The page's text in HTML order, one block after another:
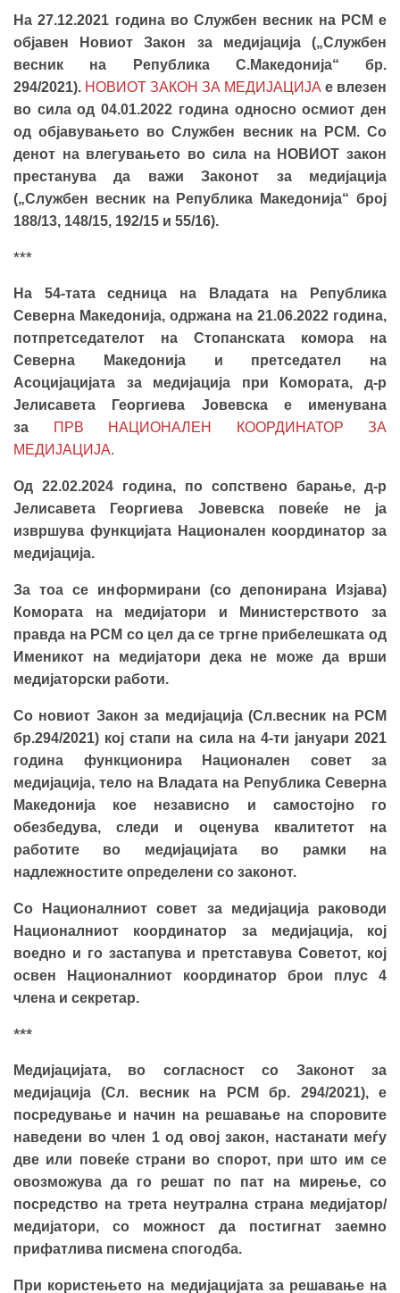
На 27.12.2021 година во Службен весник на РСМ е
објавен Новиот Закон за медијација („Службен
весник на Република С.Мaкедонија“ бр.
294/2021). НОВИОТ ЗАКОН ЗА МЕДИЈАЦИЈА е влезен
во сила од 04.01.2022 година односно осмиот ден
од објавувањето во Службен весник на РСМ. Со
денот на влегувањето во сила на НОВИОТ закон
престанува да важи Законот за медијација
(„Службен весник на Република Македонија“ број
188/13, 148/15, 192/15 и 55/16).
***
На 54-тата седница на Владата на Република
Северна Македонија, одржана на 21.06.2022 година,
потпретседателот на Стопанската комора на
Северна Македонија и претседател на
Асоцијацијата за медијација при Комората, д-р
Јелисавета Георгиева Јовевска е именувана
за
ПРВ НАЦИОНАЛЕН КООРДИНАТОР ЗА
МЕДИЈАЦИЈА.
Од 22.02.2024 година, по сопствено барање, д-р
Јелисавета Георгиева Јовевска повеќе не ја
извршува функцијата Национален координатор за
медијација.
За тоа се информирани (со депонирана Изјава)
Комората на медијатори и Министерството за
правда на РСМ со цел да се тргне прибелешката од
Именикот на медијатори дека не може да врши
медијаторски работи.
Со новиот Закон за медијација (Сл.весник на РСМ
бр.294/2021) кој стапи на сила на 4-ти јануари 2021
година функционира Национален совет за
медијација, тело на Владата на Република Северна
Македонија кое независно и самостојно го
обезбедува, следи и оценува квалитетот на
работите во медијацијата во рамки на
надлежностите определени со законот.
Со Националниот совет за медијација раководи
Националниот координатор за медијација, кој
воедно и го застапува и претставува Советот, кој
освен Националниот координатор брои плус 4
члена и секретар.
***
Медијацијата, во согласност со Законот за
медијација (Сл. весник на РСМ бр. 294/2021), е
посредување и начин на решавање на споровите
наведени во член 1 од овој закон, настанати меѓу
две или повеќе страни во спорот, при што им се
овозможува да го решат по пат на мирење, со
посредство на трета неутрална страна медијатор/
медијатори, со можност да постигнат заемно
прифатлива писмена спогодба.
При користењето на медијацијата за решавање на